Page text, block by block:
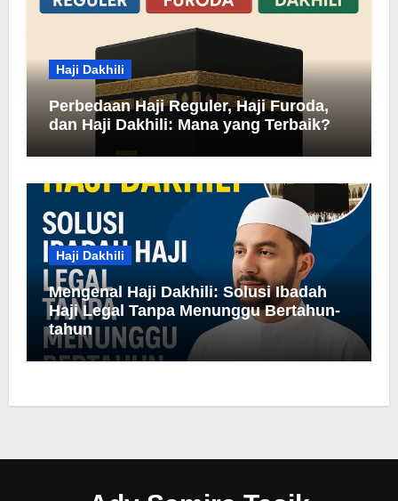
Haji Dakhili
Perbedaan Haji Reguler, Haji Furoda,
dan Haji Dakhili: Mana yang Terbaik?
Haji Dakhili
Mengenal Haji Dakhili: Solusi Ibadah
Haji Legal Tanpa Menunggu Bertahun-
tahun